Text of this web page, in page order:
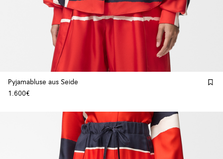
Pyjamabluse aus Seide
1.600€